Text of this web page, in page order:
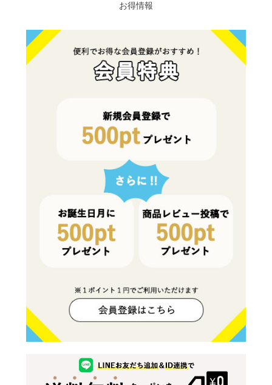
お得情報